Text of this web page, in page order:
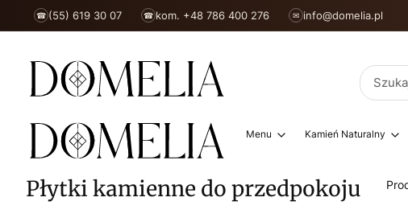
☎ (55) 619 30 07 ☎ kom. +48 786 400 276 ✉ info@domelia.pl
Menu Kamień Naturalny
Płytki kamienne do przedpokoju